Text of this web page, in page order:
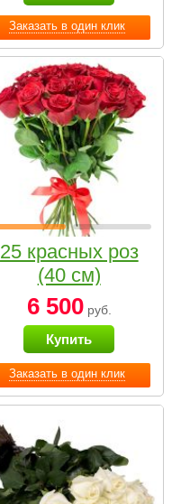
Заказать в один клик
Заказать в один клик
25 красных роз
(40 см)
6 500руб.
Купить